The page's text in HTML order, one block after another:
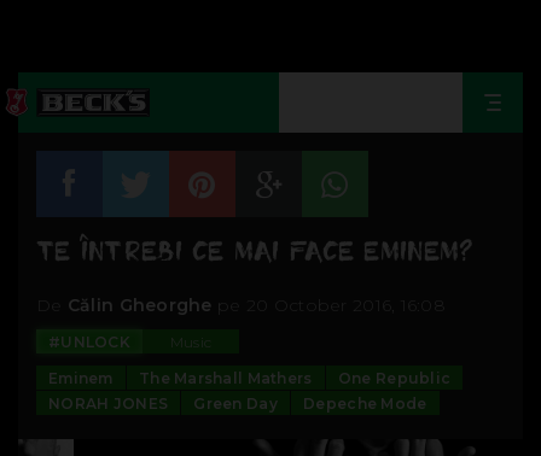
TE ÎNTREBI CE MAI FACE EMINEM?
Călin Gheorghe pe 20 October 2016, 16:08
#UNLOCK
Music
Eminem
The Marshall Mathers
One Republic
NORAH JONES
Green Day Depeche Mode